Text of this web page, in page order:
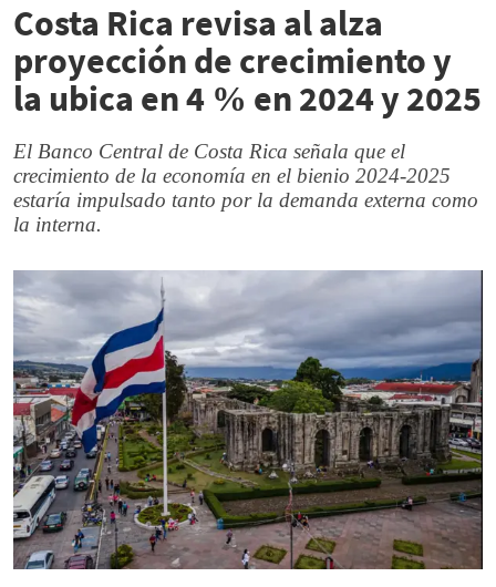
Costa Rica revisa al alza
proyección de crecimiento y
la ubica en 4 % en 2024 y 2025
El Banco Central de Costa Rica señala que el
crecimiento de la economía en el bienio 2024-2025
estaría impulsado tanto por la demanda externa como
la interna.